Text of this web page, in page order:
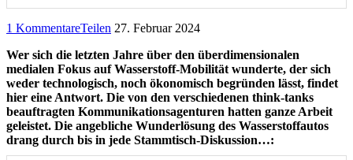
1 KommentareTeilen 27. Februar 2024
Wer sich die letzten Jahre über den überdimensionalen
medialen Fokus auf Wasserstoff-Mobilität wunderte, der sich
weder technologisch, noch ökonomisch begründen lässt, findet
hier eine Antwort. Die von den verschiedenen think-tanks
beauftragten Kommunikationsagenturen hatten ganze Arbeit
geleistet. Die angebliche Wunderlösung des Wasserstoffautos
drang durch bis in jede Stammtisch-Diskussion…: